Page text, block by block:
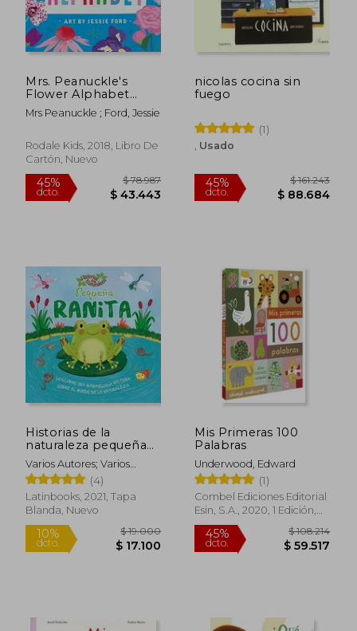
45%
dcto.
$ 299.808
$ 164.894
30%
dcto.
Mrs. Peanuckle's
Flower Alphabet
(Mrs. Peanuckle's
Alphabet) (en Inglés)
Mrs Peanuckle ; Ford, Jessie
Rodale Kids, 2018, Libro De
Cartón, Nuevo
nicolas cocina sin
fuego
(1)
Usado
Historias de la
naturaleza pequeña
ranita
Varios Autores; Varios
Autores
(4)
Latinbooks, 2021, Tapa
Blanda, Nuevo
Mis Primeras 100
Palabras
Underwood, Edward
(1)
Combel Ediciones Editorial
Esin, S.A., 2020, 1 Edición,
Libro De Cartón, Nuevo